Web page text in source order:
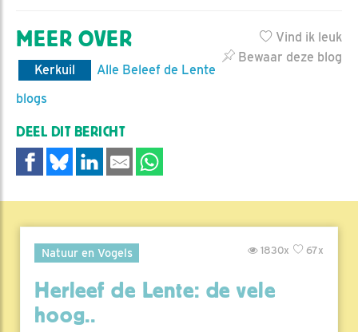
Vind ik leuk
Bewaar deze blog
MEER OVER
Kerkuil
Alle Beleef de Lente
blogs
DEEL DIT BERICHT
Natuur en Vogels 67x
1830x
Herleef de Lente: de vele
hoog..